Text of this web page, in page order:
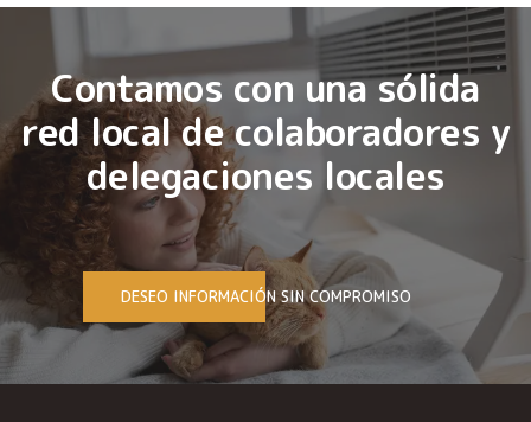
Contamos con una sólida
red local de colaboradores y
delegaciones locales
DESEO INFORMACIÓN SIN COMPROMISO